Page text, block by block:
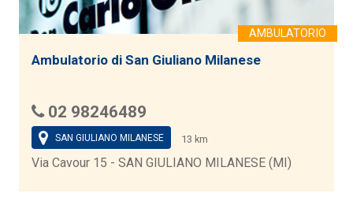
Ambulatorio di San Giuliano Milanese
02 98246489
SAN GIULIANO MILANESE 13 km
Via Cavour 15 - SAN GIULIANO MILANESE (MI)